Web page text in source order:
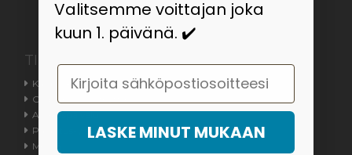
TIETOA
Kauppaehdot
Ota meihin yhteyttä
Asiakaspalvelu
Palautus- / toimitusoikeus
Meistä
Valitsemme voittajan joka
kuun 1. päivänä. ✔️
Email
LASKE MINUT MUKAAN